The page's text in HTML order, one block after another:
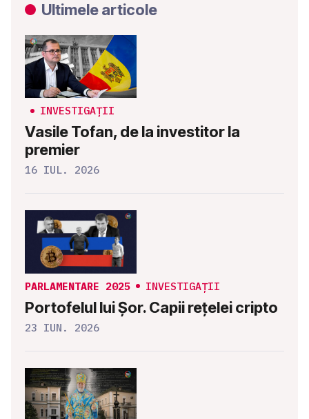
Ultimele articole
INVESTIGAȚII
Vasile Tofan, de la investitor la
premier
16 IUL. 2026
PARLAMENTARE 2025 INVESTIGAȚII
Portofelul lui Șor. Capii rețelei cripto
23 IUN. 2026